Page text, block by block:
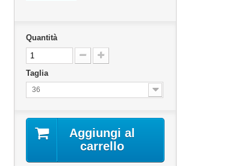
Quantità
Taglia
36
Aggiungi al
carrello